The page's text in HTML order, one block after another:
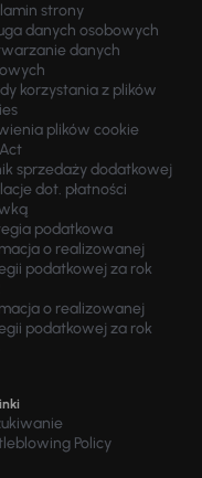
strony
danych osobowych
danych
korzystania z plików
plików cookie
sprzedaży dodatkowej
dot. płatności
podatkowa
o realizowanej
podatkowej za rok
o realizowanej
podatkowej za rok
Policy